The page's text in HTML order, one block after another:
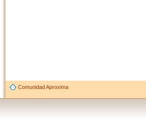
Comunidad Aproxima